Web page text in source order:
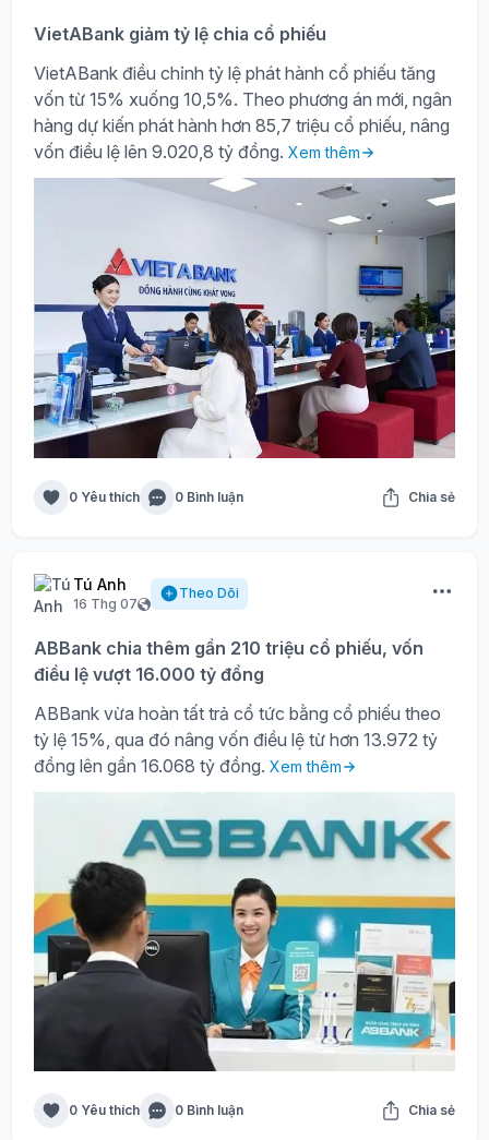
VietABank giảm tỷ lệ chia cổ phiếu
VietABank điều chỉnh tỷ lệ phát hành cổ phiếu tăng
vốn từ 15% xuống 10,5%. Theo phương án mới, ngân
hàng dự kiến phát hành hơn 85,7 triệu cổ phiếu, nâng
vốn điều lệ lên 9.020,8 tỷ đồng. Xem thêm
0 Yêu thích 0 Bình luận Chia sẻ
Tú Anh
16 Thg 07
Theo Dõi
ABBank chia thêm gần 210 triệu cổ phiếu, vốn
điều lệ vượt 16.000 tỷ đồng
ABBank vừa hoàn tất trả cổ tức bằng cổ phiếu theo
tỷ lệ 15%, qua đó nâng vốn điều lệ từ hơn 13.972 tỷ
đồng lên gần 16.068 tỷ đồng. Xem thêm
0 Yêu thích 0 Bình luận Chia sẻ